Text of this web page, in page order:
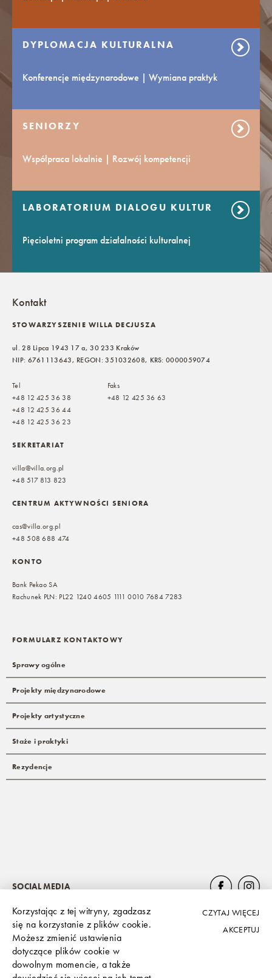
DYPLOMACJA KULTURALNA
Konferencje międzynarodowe | Wymiana praktyk
SENIORZY
Współpraca lokalnie | Rozwój kompetencji
LABORATORIUM DIALOGU KULTUR
Pięcioletni program działalności kulturalnej
Kontakt
STOWARZYSZENIE WILLA DECJUSZA
ul. 28 Lipca 1943 17 a, 30 233 Kraków
NIP: 6761113643, REGON: 351032608, KRS: 0000059074
Tel
+48 12 425 36 38
+48 12 425 36 44
+48 12 425 36 23
Faks
+48 12 425 36 63
SEKRETARIAT
villa@villa.org.pl
+48 517 813 823
CENTRUM AKTYWNOŚCI SENIORA
cas@villa.org.pl
+48 508 688 474
KONTO
Bank Pekao SA
Rachunek PLN: PL22 1240 4605 1111 0010 7684 7283
FORMULARZ KONTAKTOWY
Sprawy ogólne
Projekty międzynarodowe
Projekty artystyczne
Staże i praktyki
Rezydencje
SOCIAL MEDIA
Polityka prywatności
Korzystając z tej witryny, zgadzasz
się na korzystanie z plików cookie.
Możesz zmienić ustawienia
dotyczące plików cookie w
dowolnym momencie, a także
CZYTAJ WIĘCEJ
AKCEPTUJ